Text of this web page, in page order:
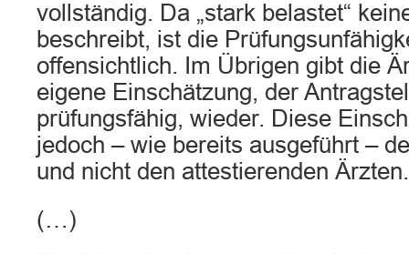
vollständig. Da „stark belastet“
beschreibt, ist die
offensichtlich. Im Übrigen gibt die
eigene Einschätzung, der
prüfungsfähig, wieder. Diese
jedoch – wie bereits ausgeführt –
und nicht den attestierenden Ärzten.
(…)